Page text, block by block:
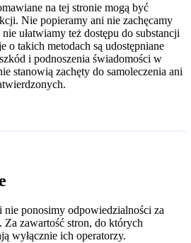
na tej stronie mogą być
Nie popieramy ani nie zachęcamy
ułatwiamy też dostępu do substancji
o takich metodach są udostępniane
i podnoszenia świadomości w
stanowią zachęty do samoleczenia ani
ponosimy odpowiedzialności za
zawartość stron, do których
wyłącznie ich operatorzy.